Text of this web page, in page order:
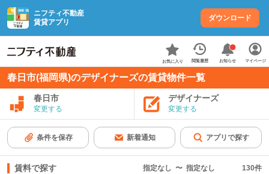
ニフティ不動産
賃貸アプリ
ダウンロード
お気に入り 閲覧履歴 お知らせ マイページ
春日市(福岡県)のデザイナーズの賃貸物件一覧
春日市
変更する
デザイナーズ
変更する
条件を保存 新着通知 アプリで探す
賃料で探す 指定なし 〜 指定なし 130件